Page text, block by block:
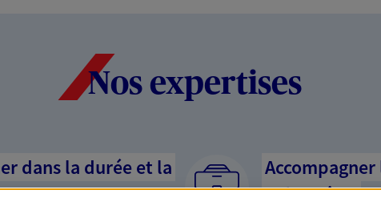
Nos expertises
dans la durée et la
entreprises